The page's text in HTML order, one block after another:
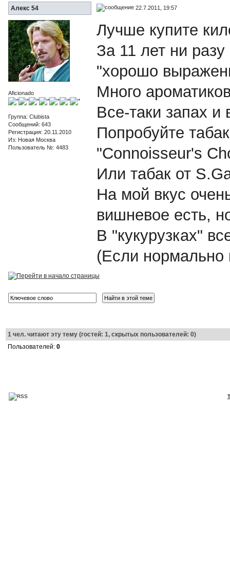
Алекс 54 22.7.2011, 19:57
Aficionado
Группа: Clubista
Сообщений: 643
Регистрация: 20.11.2010
Из: Новая Москва
Пользователь №: 4483
Лучше купите
За 11 лет ни
"хорошо
Много
Все-таки запах и
Попробуйте
"Connoisseur's
Или табак от
На мой вкус
вишневое есть,
В "кукурузках"
(Если нормально
1чел. читают эту тему (гостей: 1, скрытых пользователей: 0)
Пользователей: 0